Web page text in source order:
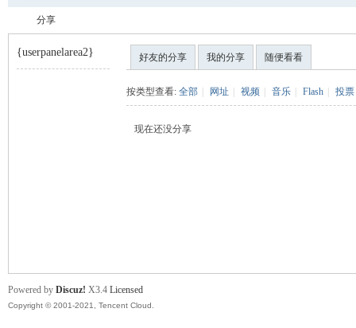
分享
{userpanelarea2} 好友的分享 我的分享 随便看看
按类型查看: 全部 网址 视频 音乐 Flash 投票
现在还没分享
Powered by Discuz! X3.4 Licensed
Copyright © 2001-2021, Tencent Cloud.